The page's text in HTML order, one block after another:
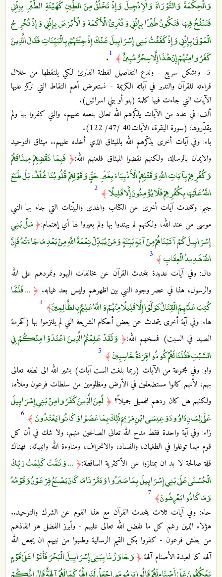
وَالْحِكْمَةَ وَالتَّوْرَاةَ وَالْإِنْجِيلَ وَإِذْ تَخْلُقُ مِنَ الطِّينِ كَهَيْئَةِ الطَّيْرِ بِإِذْنِي
فَتَنْفُخُ فِيهَا فَتَكُونُ طَيْرًا بِإِذْنِي وَتُبْرِئُ الْأَكْمَهَ وَالْأَبْرَصَ بِإِذْنِي وَإِذْ تُخْرِجُ
الْمَوْتَىٰ بِإِذْنِي وَإِذْ كَفَفْتُ بَنِي إِسْرَائِيلَ عَنْكَ إِذْ جِئْتَهُمْ بِالْبَيِّنَاتِ فَقَالَ الَّذِينَ
كَفَرُوا مِنْهُمْ إِنْ هَٰذَا إِلَّا سِحْرٌ مُبِينٌ ﴾ 1
.
5- وبشكل سريع - وندع التفاصيل لفطنة القارئ لكي يلتقطها من خلال
قراءته للقرآن والتدبر في آياته الكريمة - نستعرض أهم النقاط التي تركز عليها
الآيات التي جاءت فيها كلمة (بنو أو بني اسرائيل).
ألف: في عدد من الآيات يذكّرهم الله تعالى بنعمه عليهم، والتي كفروا بها ولم
يقدِّروها: (سورة البقرة، الآيات40 /47/ 122).
باء: وفي آيات أخرى يذكّرهم الله بالميثاق الذي أخذه عليهم.. ميثاق التوحيد
والايمان بالرسالة، ولكنهم نقضوا الميثاق فلعنهم الله:﴿ فَبِمَا نَقْضِهِمْ مِيثَاقَهُمْ
وَكُفْرِهِمْ بِآيَاتِ اللَّهِ وَقَتْلِهِمُ الْأَنْبِيَاءَ بِغَيْرِ حَقٍّ وَقَوْلِهِمْ قُلُوبُنَا غُلْفٌ بَلْ طَبَعَ
اللَّهُ عَلَيْهَا بِكُفْرِهِمْ فَلَا يُؤْمِنُونَ إِلَّا قَلِيلًا ﴾ 2
جيم: وتتحدث آيات أخرى عن الكتاب والهدى والبيّنات التي جاء بها النبي
موسى من عند الله، ولكنهم لم يهتدوا بها ولم يعيروا لها أي إهتمام:﴿سَلْ بَنِي
إِسْرَائِيلَ كَمْ آتَيْنَاهُمْ مِنْ آيَةٍ بَيِّنَةٍ وَمَنْ يُبَدِّلْ نِعْمَةَ اللَّهِ مِنْ بَعْدِ مَا جَاءَتْهُ فَإِنَّ
اللَّهَ شَدِيدُ الْعِقَابِ ﴾ 3
دال: وفي آيات عديدة يتحدث القرآن عن مخالفات اليهود وتمردهم على الله
والرسول، هذا في عصر وجود النبي بين اظهرهم وليس بعد غيابه. ﴿ ... فَلَمَّا
كُتِبَ عَلَيْهِمُ الْقِتَالُ تَوَلَّوْا إِلَّا قَلِيلًا مِنْهُمْ وَاللَّهُ عَلِيمٌ بِالظَّالِمِينَ﴾ 4
هاء: وفي آية أخرى يتحدث عن بعض أحكام الشريعة التي لم يلتزموا بها (كحرمة
الصيد في السبت) فمسخهم الله:﴿ وَلَقَدْ عَلِمْتُمُ الَّذِينَ اعْتَدَوْا مِنْكُمْ فِي
السَّبْتِ فَقُلْنَا لَهُمْ كُونُوا قِرَدَةً خَاسِئِينَ ﴾ 5
واو: وفي مجموعة من الآيات (ربما بلغت الست آيات) يشير الله الى لطفه تعالى
بهم، لأنهم كانوا مستضعفين في الأرض ومظلومين من سلطات فرعون وملأه،
ولكنهم هل كان ردهم للجميل جميلاً؟ ﴿ لُعِنَ الَّذِينَ كَفَرُوا مِنْ بَنِي إِسْرَائِيلَ
عَلَىٰ لِسَانِ دَاوُودَ وَعِيسَى ابْنِ مَرْيَمَ ذَٰلِكَ بِمَا عَصَوْا وَكَانُوا يَعْتَدُونَ ﴾ 6
زاء: وفي آية واحدة فقط مدح الله تعالى الصالحين منهم، ولا شك في أن كل
قوم مهما توغلوا في الطغيان، والفساد، والانحراف، ومناوءة الله وانبيائه، فهناك
قلة صالحة لا بد ان يمتازوا عن الأكثرية الساقطة:﴿ ... وَتَمَّتْ كَلِمَتُ رَبِّكَ
الْحُسْنَىٰ عَلَىٰ بَنِي إِسْرَائِيلَ بِمَا صَبَرُوا وَدَمَّرْنَا مَا كَانَ يَصْنَعُ فِرْعَوْنُ وَقَوْمُهُ
وَمَا كَانُوا يَعْرِشُونَ﴾ 7
حاء: وفي آيات ثلاث يتحدث القرآن مع هذا القوم عن الشرك والتوحيد..
هؤلاء الذين رغم كل ما تفضل الله تعالى عليهم - وأبرز الفضل هو انقاذهم
من بطش فرعون - كفروا بكل القيم الرسالية وطلبوا من نبيهم ان يجعل الله
آلهه كما لعبدة الأصنام آلهة:﴿ وَجَاوَزْنَا بِبَنِي إِسْرَائِيلَ الْبَحْرَ فَأَتَوْا عَلَىٰ قَوْمٍ
يَعْكُفُونَ عَلَىٰ أَصْنَامٍ لَهُمْ قَالُوا يَا مُوسَى اجْعَلْ لَنَا إِلَٰهًا كَمَا لَهُمْ آلِهَةٌ قَالَ إِنَّكُمْ